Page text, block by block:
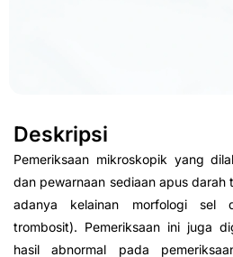
Deskripsi
Pemeriksaan mikroskopik yang
dan pewarnaan sediaan apus
adanya kelainan morfologi sel
trombosit). Pemeriksaan ini juga
hasil abnormal pada